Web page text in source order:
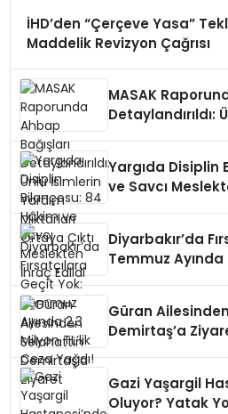
İHD’den “Çerçeve Yasa”
Maddelik Revizyon Çağrısı
MASAK
Detaylandırıldı:
Yargıda Disiplin
ve Savcı
Diyarbakır’da
Temmuz Ayında
Güran
Demirtaş’a
Gazi Yaşargil
Oluyor? Yatak